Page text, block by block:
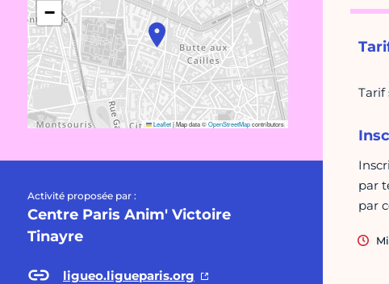
−
Leaflet|Map data ©OpenStreetMapcontributors
Activité proposée par :
Centre Paris Anim' Victoire
Tinayre
ligueo.ligueparis.org
Tarif
par
par